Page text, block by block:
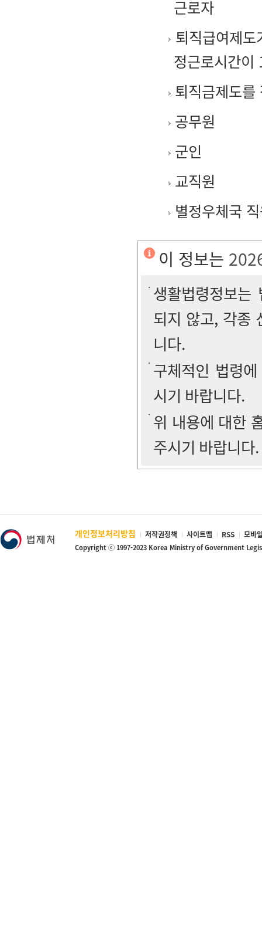
근로자
퇴직급여제
정근로시간이
퇴직금제도
공무원
군인
교직원
별정우체국
이 정보는
생활법령정보
되지 않고, 각종
니다.
구체적인 법령
시기 바랍니다.
위 내용에 대한
주시기 바랍니다.
개인정보처리방침 저작권정책 사이트맵 RSS 모바
Copyright ⓒ 1997-2023 Korea Ministry of Government